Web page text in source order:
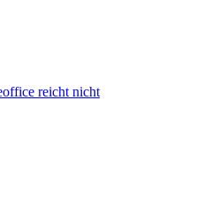
reicht nicht